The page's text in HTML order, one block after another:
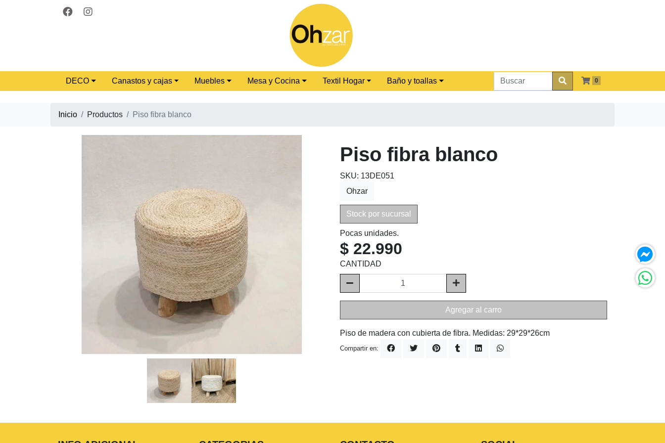
0
DECO Canastos y cajas Muebles Mesa y Cocina Textil Hogar Baño y toallas
Inicio Productos Piso fibra blanco
Piso fibra blanco
SKU: 13DE051
Ohzar
Stock por sucursal
Pocas unidades.
$ 22.990
CANTIDAD
Agregar al carro
Piso de madera con cubierta de fibra. Medidas: 29*29*26cm
Compartir en: